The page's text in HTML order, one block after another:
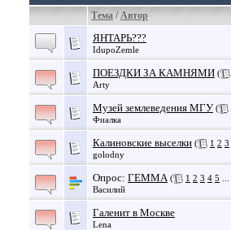
Тема /Автор
ЯНТАРЬ???
IdupoZemle
ПОЕЗДКИ ЗА КАМНЯМИ (
Arty
Музей землеведения МГУ (
Фиалка
Калиновские выселки ( 1 2 3
golodny
Опрос: ГЕММА ( 1 2 3 4 5
Василий
Галенит в Москве
Lena